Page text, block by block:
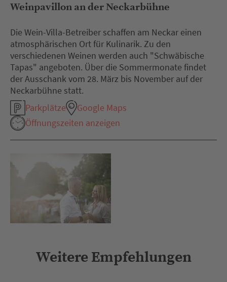
Weinpavillon an der Neckarbühne
Die Wein-Villa-Betreiber schaffen am Neckar einen
atmosphärischen Ort für Kulinarik. Zu den
verschiedenen Weinen werden auch "Schwäbische
Tapas" angeboten. Über die Sommermonate findet
der Ausschank vom 28. März bis November auf der
Neckarbühne statt.
Parkplätze
Google Maps
Öffnungszeiten anzeigen
Weitere Empfehlungen